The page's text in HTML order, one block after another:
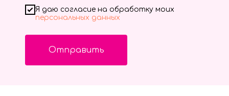
Я даю согласие на обработку моих
персональных данных
Отправить